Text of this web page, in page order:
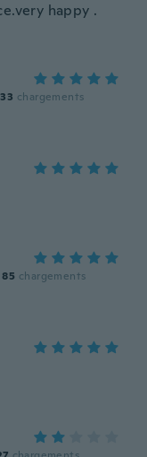
happy .
33 chargements
85 chargements